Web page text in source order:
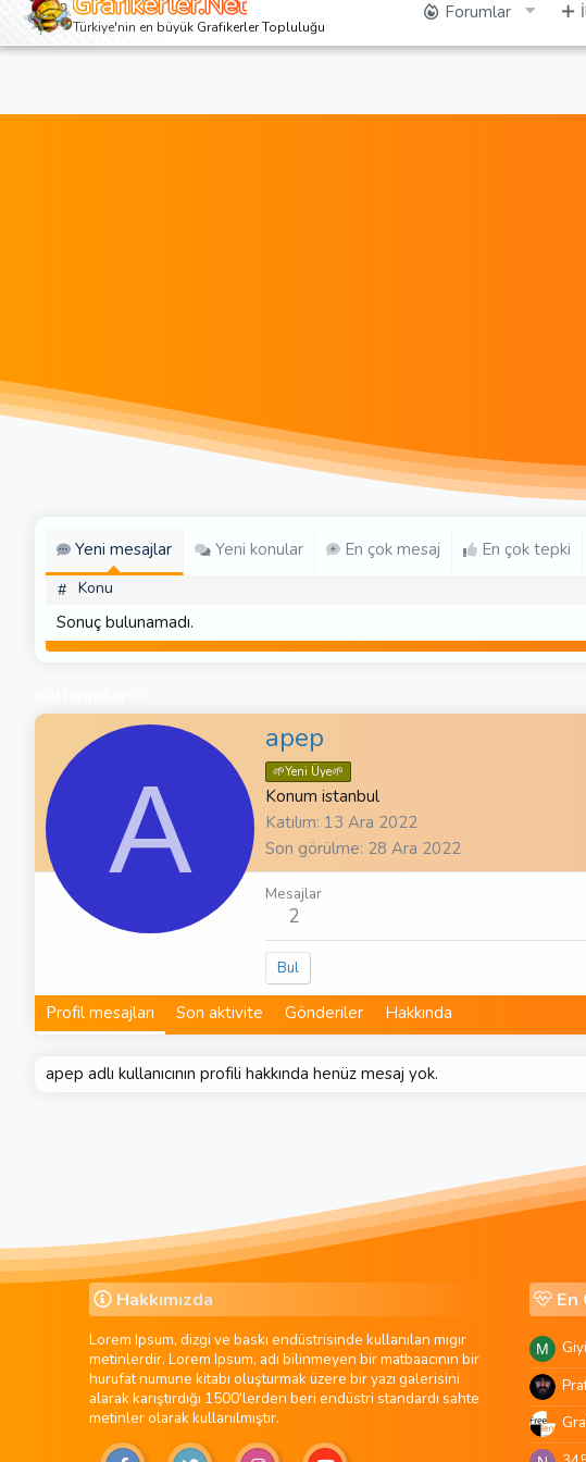
Türkiye'nin en büyük Grafikerler Topluluğu
Forumlar
Yeni mesajlar Yeni konular En çok mesaj En çok tepki
# Konu
Sonuç bulunamadı.
A
apep
🌱Yeni Üye🌱
Konum istanbul
Katılım 13 Ara 2022
Son görülme 28 Ara 2022
Mesajlar
2
Bul
Profil mesajları Son aktivite Gönderiler Hakkında
apep adlı kullanıcının profili hakkında henüz mesaj yok.
Hakkımızda
Lorem Ipsum, dizgi ve baskı endüstrisinde kullanılan mıgır
metinlerdir. Lorem Ipsum, adı bilinmeyen bir matbaacının bir
hurufat numune kitabı oluşturmak üzere bir yazı galerisini
alarak karıştırdığı 1500'lerden beri endüstri standardı sahte
metinler olarak kullanılmıştır.
En
M